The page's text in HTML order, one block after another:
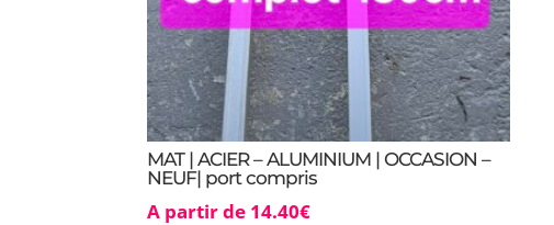
MAT | ACIER – ALUMINIUM | OCCASION –
NEUF| port compris
A partir de 14.40€